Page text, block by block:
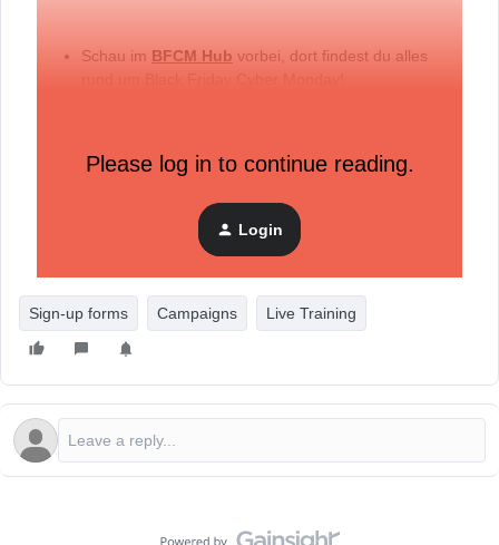
Schau im BFCM Hub vorbei, dort findest du alles
Schau dir unser PlaybookReflect on your BFCM
Please log in to continue reading.
Login
Sign-up forms Campaigns Live Training